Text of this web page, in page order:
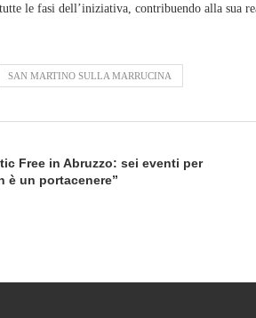
le fasi dell’iniziativa, contribuendo alla sua
SAN MARTINO SULLA MARRUCINA
Free in Abruzzo: sei eventi per
è un portacenere”